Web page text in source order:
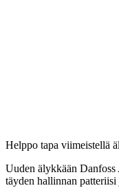
Helppo tapa viimeistellä
Uuden älykkään
täyden hallinnan